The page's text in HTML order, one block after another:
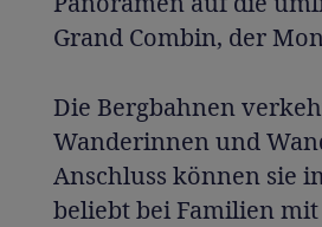
Grand Combin, der
Die Bergbahnen
Wanderinnen und
Anschluss können sie
beliebt bei Familien